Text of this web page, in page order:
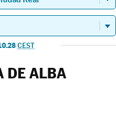
CEST
DE ALBA